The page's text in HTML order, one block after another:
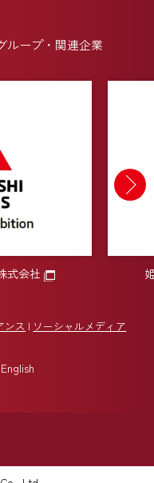
ループ・関連企業
姫路
ンス ソーシャルメディア
English